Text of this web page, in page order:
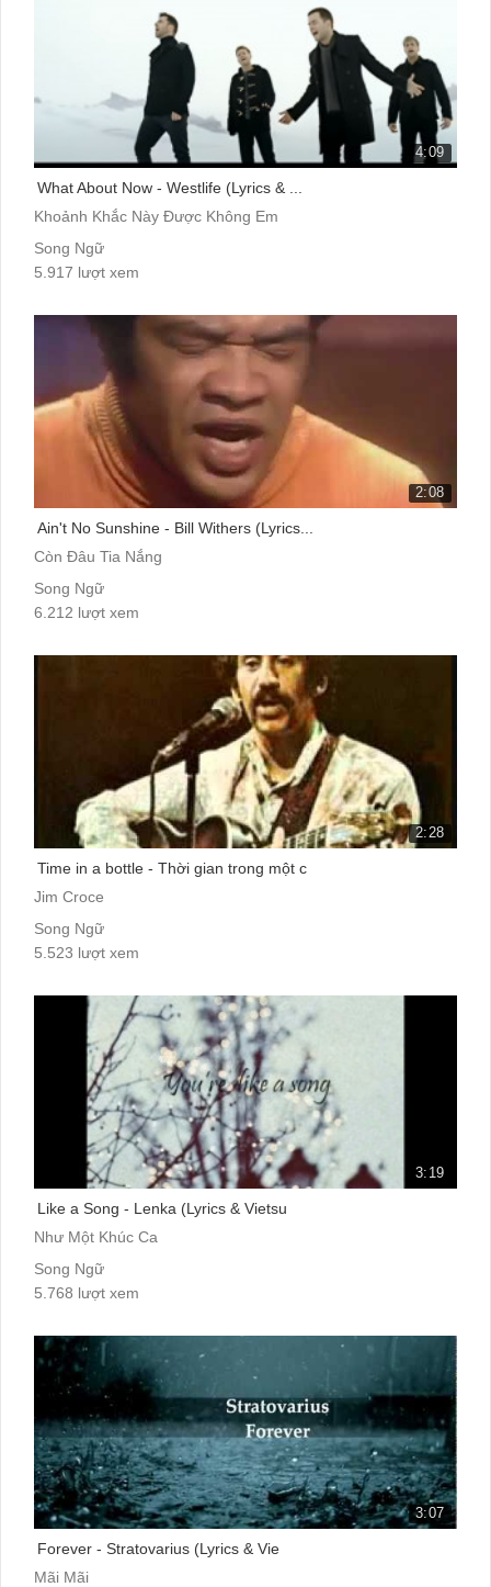
4:09
What About Now - Westlife (Lyrics & ...
Khoảnh Khắc Này Được Không Em
Song Ngữ
5.917 lượt xem
2:08
Ain't No Sunshine - Bill Withers (Lyrics...
Còn Đâu Tia Nắng
Song Ngữ
6.212 lượt xem
2:28
Time in a bottle - Thời gian trong một c
Jim Croce
Song Ngữ
5.523 lượt xem
3:19
Like a Song - Lenka (Lyrics & Vietsu
Như Một Khúc Ca
Song Ngữ
5.768 lượt xem
3:07
Forever - Stratovarius (Lyrics & Vie
Mãi Mãi